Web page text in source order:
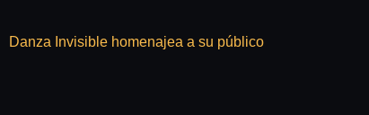
Danza Invisible homenajea a su público